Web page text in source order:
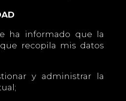
ha informado que la
recopila mis datos
y administrar la